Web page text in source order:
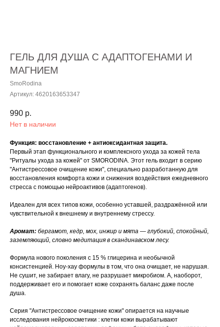
ГЕЛЬ ДЛЯ ДУША С АДАПТОГЕНАМИ И
МАГНИЕМ
SmoRodina
Артикул: 4620163653347
990 р.
Нет в наличии
Функция: восстановление + антиоксидантная защита.
Первый этап функционального и комплексного ухода за кожей тела
"Ритуалы ухода за кожей" от SMORODINA. Этот гель входит в серию
"Антистрессовое очищение кожи", специально разработанную для
восстановления комфорта кожи и снижения воздействия ежедневного
стресса с помощью нейроактивов (адаптогенов).
Идеален для всех типов кожи, особенно уставшей, раздражённой или
чувствительной к внешнему и внутреннему стрессу.
Аромат: бергамот, кедр, мох, инжир и мята — глубокий, спокойный,
заземляющий, словно медитация в скандинавском лесу.
Формула нового поколения с 15 % глицерина и необычной
консистенцией. Ноу-хау формулы в том, что она очищает, не нарушая.
Не сушит, не забирает влагу, не разрушает микробиом. А, наоборот,
поддерживает его и помогает коже сохранять баланс даже после
душа.
Серия "Антистрессовое очищение кожи" опирается на научные
исследования нейрокосметики : клетки кожи вырабатывают